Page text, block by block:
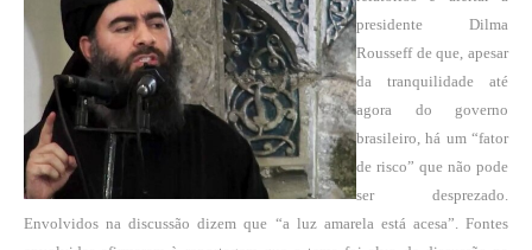
presidente Dilma
Rousseff de que, apesar
da tranquilidade até
agora do governo
brasileiro, há um “fator
de risco” que não pode
ser desprezado.
Envolvidos na discussão dizem que “a luz amarela está acesa”. Fontes